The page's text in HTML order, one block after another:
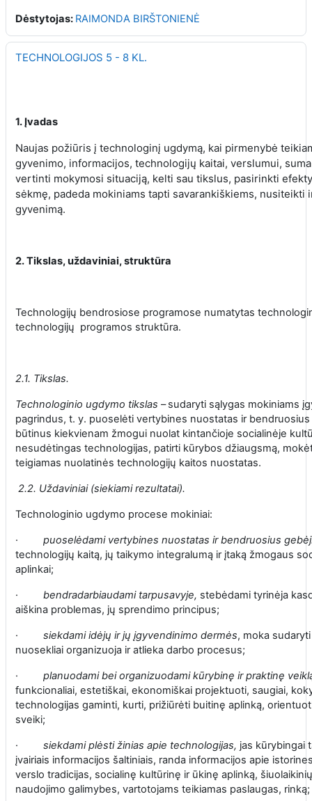
Dėstytojas: RAIMONDA BIRŠTONIENĖ
TECHNOLOGIJOS 5 - 8 KL.
1. Įvadas
Naujas požiūris į technologinį ugdymą, kai pirmenybė
gyvenimo, informacijos, technologijų kaitai, verslumui,
vertinti mokymosi situaciją, kelti sau tikslus, pasirinkti
sėkmę, padeda mokiniams tapti savarankiškiems, nusiteikti
gyvenimą.
2. Tikslas,uždaviniai, struktūra
Technologijų bendrosiose programose numatytas
technologijų programos struktūra.
2.1. Tikslas.
Technologinio ugdymo tikslas – sudaryti sąlygas mokiniams
pagrindus, t. y. puoselėti vertybines nuostatas ir
būtinus kiekvienam žmogui nuolat kintančioje socialinėje
nesudėtingas technologijas, patirti kūrybos džiaugsmą,
teigiamas nuolatinės technologijų kaitos nuostatas.
2.2. Uždaviniai (siekiami rezultatai).
Technologinio ugdymo procese mokiniai:
· puoselėdami vertybines nuostatas ir bendruosius
technologijų kaitą, jų taikymo integralumą ir įtaką žmogaus
aplinkai;
· bendradarbiaudami tarpusavyje, stebėdami tyrinėja
aiškina problemas, jų sprendimo principus;
· siekdami idėjų ir jų įgyvendinimo dermės, moka
nuosekliai organizuoja ir atlieka darbo procesus;
· planuodami bei organizuodami kūrybinę ir praktinę
funkcionaliai, estetiškai, ekonomiškai projektuoti, saugiai,
technologijas gaminti, kurti, prižiūrėti buitinę aplinką,
sveiki;
· siekdami plėsti žinias apie technologijas, jas kūrybingai
įvairiais informacijos šaltiniais, randa informacijos apie
verslo tradicijas, socialinę kultūrinę ir ūkinę aplinką,
naudojimo galimybes, vartotojams teikiamas paslaugas, rinką;